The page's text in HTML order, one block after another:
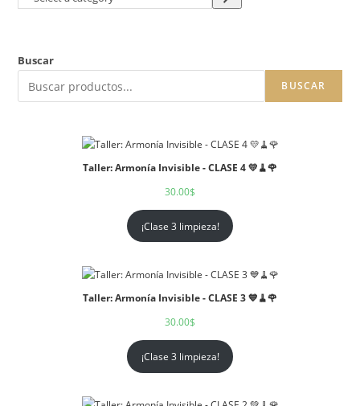
Buscar
BUSCAR
Taller: Armonía Invisible - CLASE 4 💛🧹🌹
30.00$
¡Clase 3 limpieza!
Taller: Armonía Invisible - CLASE 3 💙🧹🌹
30.00$
¡Clase 3 limpieza!